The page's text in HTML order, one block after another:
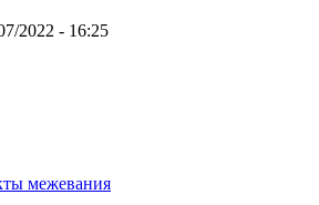
2022 - 16:25
межевания